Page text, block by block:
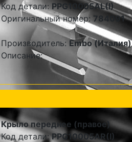
Код детали:PPG10005AL(I)
Оригинальный номер:784091
Производитель: Embo (Италия)
Описание:
Крыло переднее (правое)
Код детали:PPG10005AR(I)